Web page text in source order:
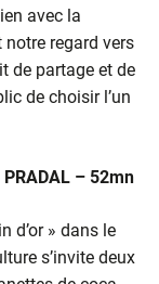
avec la
regard vers
de partage et de
de choisir l’un
– 52mn
d’or » dans le
s’invite deux